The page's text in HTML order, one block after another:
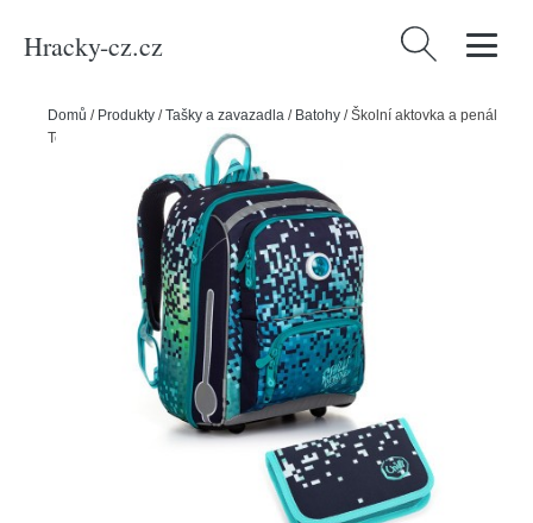
Hracky-cz.cz Vyhledávání
Domů / Produkty /Tašky a zavazadla / Batohy /Školní aktovka a penál
Topgal BEBE 20012 B